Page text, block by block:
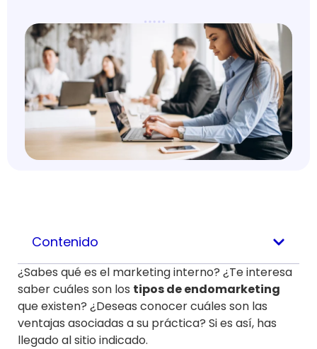
Contenido
¿Sabes qué es el marketing interno? ¿Te interesa
saber cuáles son los tipos de endomarketing
que existen? ¿Deseas conocer cuáles son las
ventajas asociadas a su práctica? Si es así, has
llegado al sitio indicado.